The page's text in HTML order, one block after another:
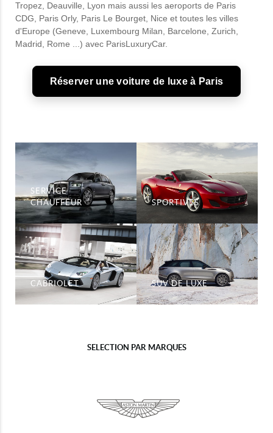
Tropez, Deauville, Lyon mais aussi les aeroports de Paris
CDG, Paris Orly, Paris Le Bourget, Nice et toutes les villes
d'Europe (Geneve, Luxembourg Milan, Barcelone, Zurich,
Madrid, Rome ...) avec ParisLuxuryCar.
Réserver une voiture de luxe à Paris
SERVICE
CHAUFFEUR
SPORTIVES
CABRIOLET SUV DE LUXE
SELECTION PAR MARQUES